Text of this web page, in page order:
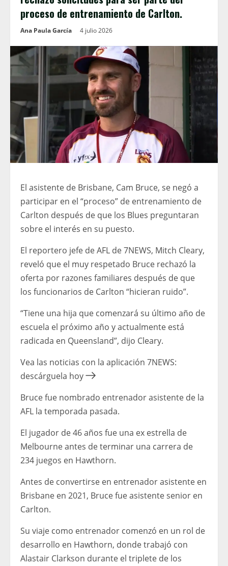
proceso de entrenamiento de Carlton.
Ana Paula García 4 julio 2026
El asistente de Brisbane, Cam Bruce, se negó a
participar en el “proceso” de entrenamiento de
Carlton después de que los Blues preguntaran
sobre el interés en su puesto.
El reportero jefe de AFL de 7NEWS, Mitch Cleary,
reveló que el muy respetado Bruce rechazó la
oferta por razones familiares después de que
los funcionarios de Carlton “hicieran ruido”.
“Tiene una hija que comenzará su último año de
escuela el próximo año y actualmente está
radicada en Queensland”, dijo Cleary.
Vea las noticias con la aplicación 7NEWS:
descárguela hoy
Bruce fue nombrado entrenador asistente de la
AFL la temporada pasada.
El jugador de 46 años fue una ex estrella de
Melbourne antes de terminar una carrera de
234 juegos en Hawthorn.
Antes de convertirse en entrenador asistente en
Brisbane en 2021, Bruce fue asistente senior en
Carlton.
Su viaje como entrenador comenzó en un rol de
desarrollo en Hawthorn, donde trabajó con
Alastair Clarkson durante el triplete de los